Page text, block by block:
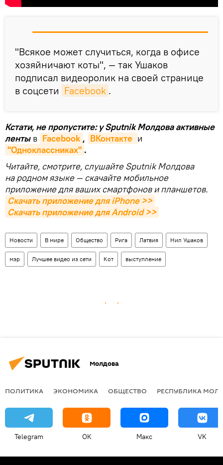
"Всякое может случиться, когда в офисе
хозяйничают коты", — так Ушаков
подписал видеоролик на своей странице
в соцсети Facebook .
Кстати, не пропустите: у Sputnik Молдова активные
ленты в Facebook , ВКонтакте и
"Одноклассниках" .
Читайте, смотрите, слушайте Sputnik Молдова
на родном языке — скачайте мобильное
приложение для ваших смартфонов и планшетов.
Скачать приложение для iPhone >>
Скачать приложение для Android >>
Новости В мире Общество Рига Латвия Нил Ушаков
мэр Лучшее видео из сети Кот выступление
Молдова
ПОЛИТИКА ЭКОНОМИКА ОБЩЕСТВО РЕСПУБЛИКА
Telegram OK Макс VK